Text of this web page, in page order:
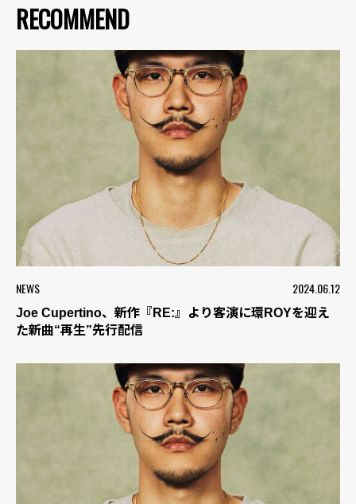
RECOMMEND
NEWS 2024.06.12
Joe Cupertino、新作『RE:』より客演に環ROYを迎え
た新曲“再生”先行配信